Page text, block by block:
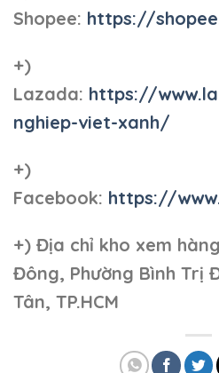
Shopee: https://
+)
Lazada: https://
nghiep-viet-xanh/
+)
Facebook: https://
+) Địa chỉ kho xem
Đông, Phường Bình Trị
Tân, TP.HCM